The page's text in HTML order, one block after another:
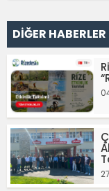
DİĞER HABERLER